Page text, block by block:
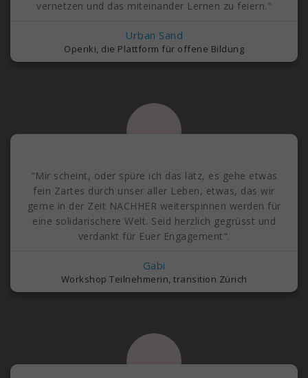
vernetzen und das miteinander Lernen zu feiern."
Urban Sand
Openki, die Plattform für offene Bildung
"Mir scheint, oder spüre ich das lätz, es gehe etwas
fein Zartes durch unser aller Leben, etwas, das wir
gerne in der Zeit NACHHER weiterspinnen werden für
eine solidarischere Welt. Seid herzlich gegrüsst und
verdankt für Euer Engagement".
Gabi
Workshop Teilnehmerin, transition Zürich